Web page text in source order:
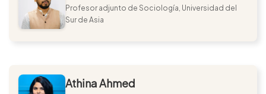
Profesor adjunto de Sociología, Universidad del
Sur de Asia
Athina Ahmed